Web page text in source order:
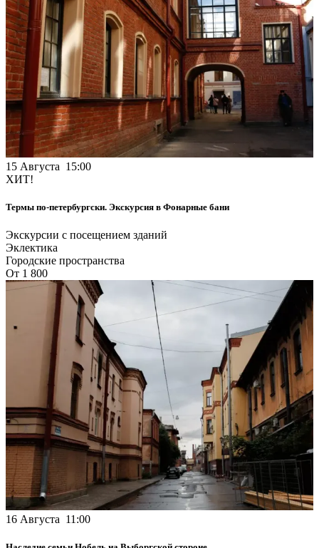
15 Августа 15:00
ХИТ!
Термы по-петербургски. Экскурсия в Фонарные бани
Экскурсии с посещением зданий
Эклектика
Городские пространства
От 1 800
16 Августа 11:00